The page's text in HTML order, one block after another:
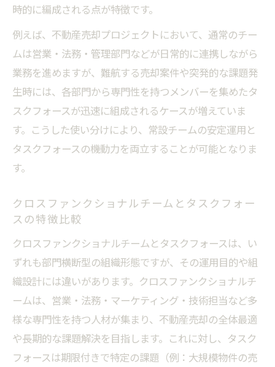
時的に編成される点が特徴です。
例えば、不動産売却プロジェクトにおいて、通常のチー
ムは営業・法務・管理部門などが日常的に連携しながら
業務を進めますが、難航する売却案件や突発的な課題発
生時には、各部門から専門性を持つメンバーを集めたタ
スクフォースが迅速に組成されるケースが増えていま
す。こうした使い分けにより、常設チームの安定運用と
タスクフォースの機動力を両立することが可能となりま
す。
クロスファンクショナルチームとタスクフォー
スの特徴比較
クロスファンクショナルチームとタスクフォースは、い
ずれも部門横断型の組織形態ですが、その運用目的や組
織設計には違いがあります。クロスファンクショナルチ
ームは、営業・法務・マーケティング・技術担当など多
様な専門性を持つ人材が集まり、不動産売却の全体最適
や長期的な課題解決を目指します。これに対し、タスク
フォースは期限付きで特定の課題（例：大規模物件の売